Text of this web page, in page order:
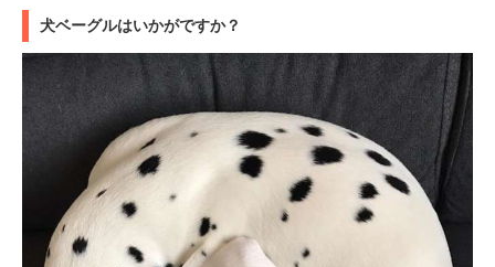
犬ベーグルはいかがですか？